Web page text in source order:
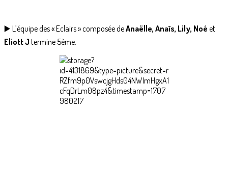
▶️ L’équipe des « Eclairs » composée deAnaëlle, Anaïs, Lily, Noé et
Eliott J termine 5ème.